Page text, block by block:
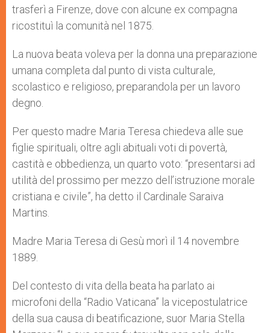
trasferì a Firenze, dove con alcune ex compagna
ricostituì la comunità nel 1875.
La nuova beata voleva per la donna una preparazione
umana completa dal punto di vista culturale,
scolastico e religioso, preparandola per un lavoro
degno.
Per questo madre Maria Teresa chiedeva alle sue
figlie spirituali, oltre agli abituali voti di povertà,
castità e obbedienza, un quarto voto: “presentarsi ad
utilità del prossimo per mezzo dell’istruzione morale
cristiana e civile”, ha detto il Cardinale Saraiva
Martins.
Madre Maria Teresa di Gesù morì il 14 novembre
1889.
Del contesto di vita della beata ha parlato ai
microfoni della “Radio Vaticana” la vicepostulatrice
della sua causa di beatificazione, suor Maria Stella